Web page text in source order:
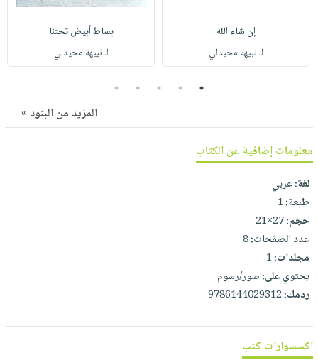
مناسبات
انشر
كتابك
تواصل
معنا
إن شاء الله
لـ نبيهة محيدلي
بساط أبيض تحتنا
لـ نبيهة محيدلي
1
2
3
4
5
المزيد من البنود »
معلومات إضافية عن الكتاب
لغة:عربي
طبعة:1
حجم:27×21
عدد الصفحات:8
مجلدات:1
يحتوي على:صور/رسوم
ردمك:9786144029312
اكسسوارات كتب